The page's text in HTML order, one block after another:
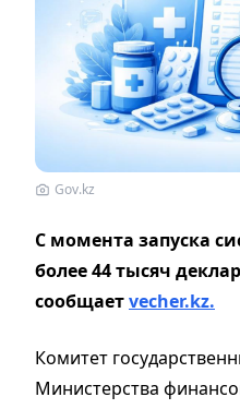
Gov.kz
С момента запуска
более 44 тысяч
сообщаетvecher.kz.
Комитет
Министерства